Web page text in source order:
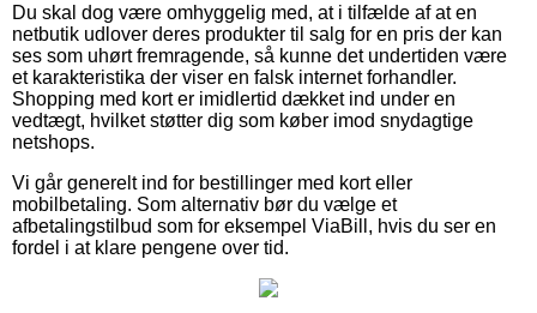
Du skal dog være omhyggelig med, at i tilfælde af at en
netbutik udlover deres produkter til salg for en pris der kan
ses som uhørt fremragende, så kunne det undertiden være
et karakteristika der viser en falsk internet forhandler.
Shopping med kort er imidlertid dækket ind under en
vedtægt, hvilket støtter dig som køber imod snydagtige
netshops.
Vi går generelt ind for bestillinger med kort eller
mobilbetaling. Som alternativ bør du vælge et
afbetalingstilbud som for eksempel ViaBill, hvis du ser en
fordel i at klare pengene over tid.